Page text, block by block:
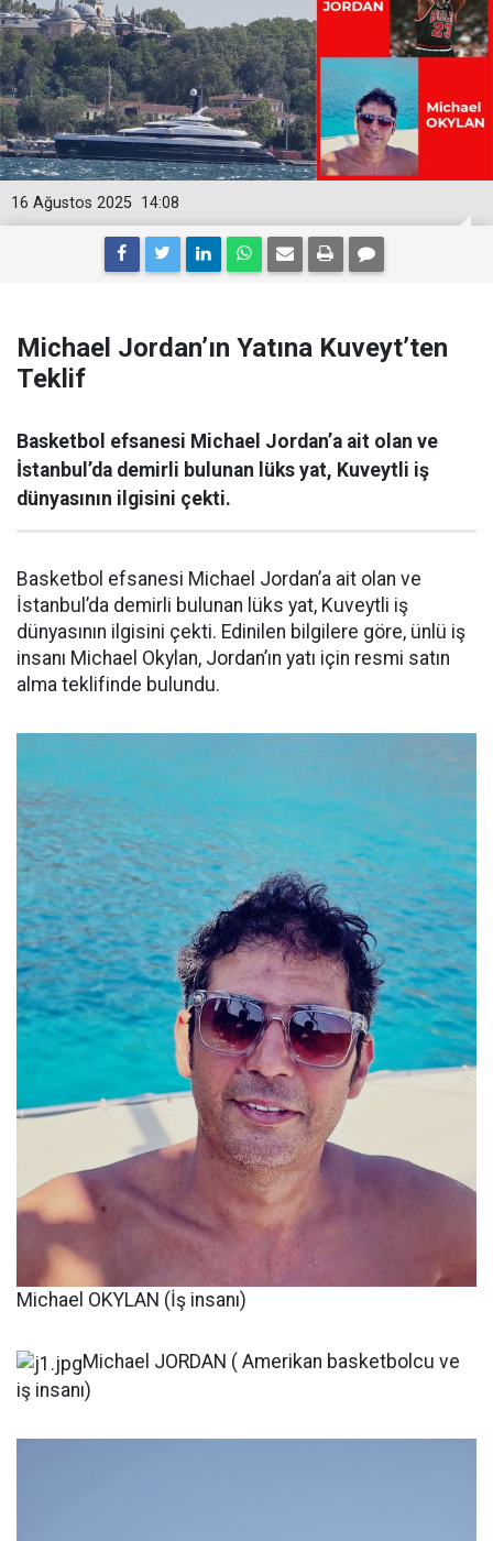
14:08
16 Ağustos 2025
Michael Jordan’ın Yatına Kuveyt’ten
Teklif
Basketbol efsanesi Michael Jordan’a ait olan ve
İstanbul’da demirli bulunan lüks yat, Kuveytli iş
dünyasının ilgisini çekti.
Basketbol efsanesi Michael Jordan’a ait olan ve
İstanbul’da demirli bulunan lüks yat, Kuveytli iş
dünyasının ilgisini çekti. Edinilen bilgilere göre, ünlü iş
insanı Michael Okylan, Jordan’ın yatı için resmi satın
alma teklifinde bulundu.
Michael OKYLAN (İş insanı)
Michael JORDAN ( Amerikan basketbolcu ve
iş insanı)